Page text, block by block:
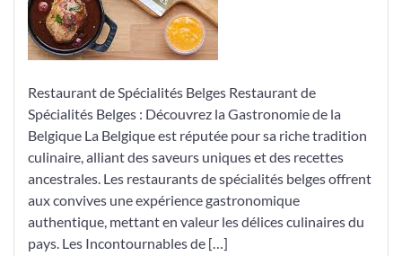
Restaurant de Spécialités Belges Restaurant de
Spécialités Belges : Découvrez la Gastronomie de la
Belgique La Belgique est réputée pour sa riche tradition
culinaire, alliant des saveurs uniques et des recettes
ancestrales. Les restaurants de spécialités belges offrent
aux convives une expérience gastronomique
authentique, mettant en valeur les délices culinaires du
pays. Les Incontournables de […]